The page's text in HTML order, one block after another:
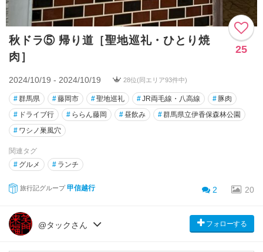
秋ドラ⑤ 帰り道［聖地巡礼・ひとり焼
肉］
25
2024/10/19 - 2024/10/19 28位(同エリア93件中)
#群馬県 #藤岡市 #聖地巡礼 #JR両毛線・八高線 # 豚肉
# ドライブ行 # ららん藤岡 #昼飲み #群馬県立伊香保森林公園
# ワシノ巣風穴
関連タグ
# グルメ # ランチ
旅行記グループ 甲信越行 2 20
@タックさん フォローする